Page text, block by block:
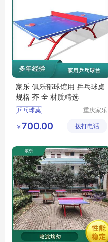
家乐 俱乐部球馆用 乒乓球桌
规格 齐 全 材质精选
乒乓球桌
广安乒乓球赛
文山乒乓球桌子
重庆家乐
有限公司
￥ 700.00 拨打电话